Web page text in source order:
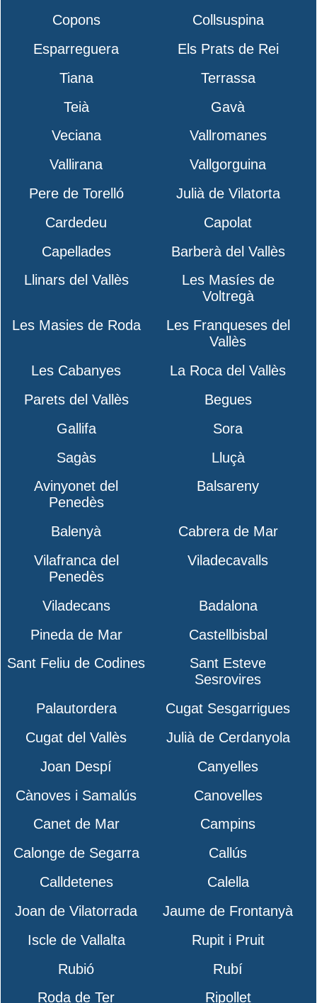
Copons
Collsuspina
Esparreguera
Els Prats de Rei
Tiana
Terrassa
Teià
Gavà
Veciana
Vallromanes
Vallirana
Vallgorguina
Pere de Torelló
Julià de Vilatorta
Cardedeu
Capolat
Capellades
Barberà del Vallès
Llinars del Vallès
Les Masíes de
Voltregà
Les Masies de Roda
Les Franqueses del
Vallès
Les Cabanyes
La Roca del Vallès
Parets del Vallès
Begues
Gallifa
Sora
Sagàs
Lluçà
Avinyonet del
Penedès
Balsareny
Balenyà
Cabrera de Mar
Vilafranca del
Penedès
Viladecavalls
Viladecans
Badalona
Pineda de Mar
Castellbisbal
Sant Feliu de Codines
Sant Esteve
Sesrovires
Palautordera
Cugat Sesgarrigues
Cugat del Vallès
Julià de Cerdanyola
Joan Despí
Canyelles
Cànoves i Samalús
Canovelles
Canet de Mar
Campins
Calonge de Segarra
Callús
Calldetenes
Calella
Joan de Vilatorrada
Jaume de Frontanyà
Iscle de Vallalta
Rupit i Pruit
Rubió
Rubí
Roda de Ter
Ripollet